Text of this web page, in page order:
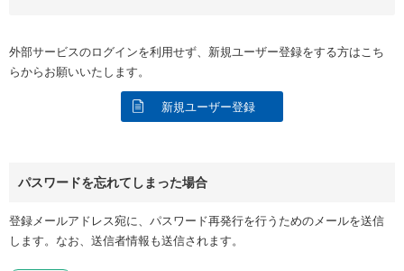
外部サービスのログインを利用せず、新規ユーザー登録をする方はこち
らからお願いいたします。
新規ユーザー登録
パスワードを忘れてしまった場合
登録メールアドレス宛に、パスワード再発行を行うためのメールを送信
します。なお、送信者情報も送信されます。